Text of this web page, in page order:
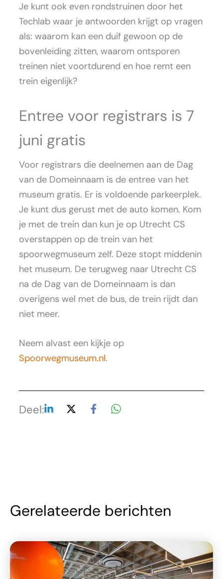
Je kunt ook even rondstruinen door het
Techlab waar je antwoorden krijgt op vragen
als: waarom kan een duif gewoon op de
bovenleiding zitten, waarom ontsporen
treinen niet voortdurend en hoe remt een
trein eigenlijk?
Entree voor registrars is 7
juni gratis
Voor registrars die deelnemen aan de Dag
van de Domeinnaam is de entree van het
museum gratis. Er is voldoende parkeerplek.
Je kunt dus gerust met de auto komen. Kom
je met de trein dan kun je op Utrecht CS
overstappen op de trein van het
spoorwegmuseum zelf. Deze stopt middenin
het museum. De terugweg naar Utrecht CS
na de Dag van de Domeinnaam is dan
overigens wel met de bus, de trein rijdt dan
niet meer.
Neem alvast een kijkje op
Spoorwegmuseum.nl.
Deel:
Gerelateerde berichten